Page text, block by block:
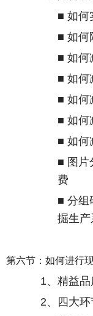
■ 如何
■ 如何
■ 如何
■ 如何
■ 如何
■ 如何
■ 如何
■ 图片
费
■ 分组
掘生
第六节：如何进行
1、精益
2、四大